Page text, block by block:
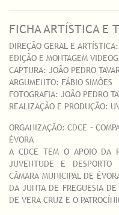
FICHA ARTÍSTICA E
DIREÇÃO GERAL E
EDIÇÃO E MONTAGEM
CAPTURA: JOÃO PEDRO
ARGUMENTO: FÁBIO SIMÕES
FOTOGRAFIA: JOÃO PEDRO
REALIZAÇÃO E PRODUÇÃO:
ORGANIZAÇÃO: CDCE –
ÉVORA
A CDCE TEM O APOIO DA
JUVENTUDE E
CÂMARA MUNICIPAL DE
DA JUNTA DE FREGUESIA
DE VERA CRUZ E O